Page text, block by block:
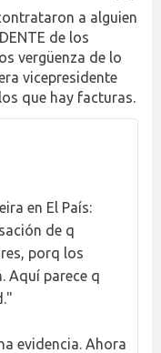
a alguien
de los
vergüenza de lo
vicepresidente
que hay facturas.
en El País:
de q
porq los
Aquí parece q
evidencia. Ahora